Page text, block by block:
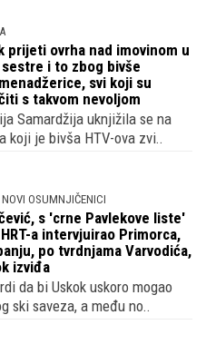
prijeti ovrha nad imovinom u
i to zbog bivše
svi koji su
s takvom nevoljom
Samardžija uknjižila se na
koji je bivša HTV-ova zvi..
NOVI OSUMNJIČENICI
s 'crne Pavlekove liste'
a intervjuirao Primorca,
po tvrdnjama Varvodića,
izviđa
da bi Uskok uskoro mogao
ski saveza, a među no..